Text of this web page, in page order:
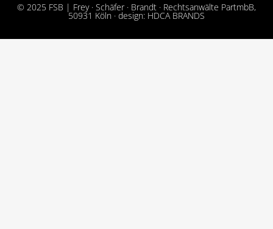
© 2025 FSB | Frey · Schäfer · Brandt · Rechtsanwälte PartmbB,
50931 Köln · design: HDCA BRANDS